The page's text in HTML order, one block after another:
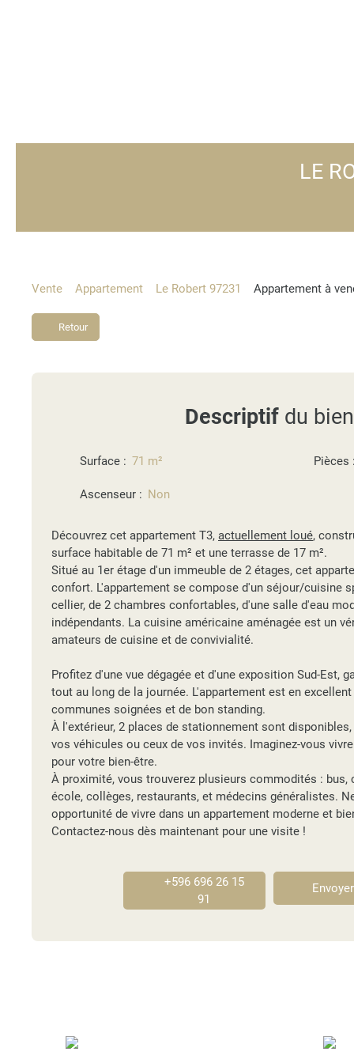
LE
Vente Appartement Le Robert 97231 Appartement à
Retour
Descriptif du bien
Surface : 71 m² Pièces :
Ascenseur : Non
Découvrez cet appartement T3, actuellement loué,
surface habitable de 71 m² et une terrasse de 17 m².
Situé au 1er étage d'un immeuble de 2 étages, cet
confort. L'appartement se compose d'un séjour/cuisine
cellier, de 2 chambres confortables, d'une salle d'eau
indépendants. La cuisine américaine aménagée est un
amateurs de cuisine et de convivialité.
Profitez d'une vue dégagée et d'une exposition Sud-Est,
tout au long de la journée. L'appartement est en
communes soignées et de bon standing.
À l'extérieur, 2 places de stationnement sont
vos véhicules ou ceux de vos invités. Imaginez-vous
pour votre bien-être.
À proximité, vous trouverez plusieurs commodités : bus,
école, collèges, restaurants, et médecins généralistes.
opportunité de vivre dans un appartement moderne et
Contactez-nous dès maintenant pour une visite !
+596 696 26 15
91